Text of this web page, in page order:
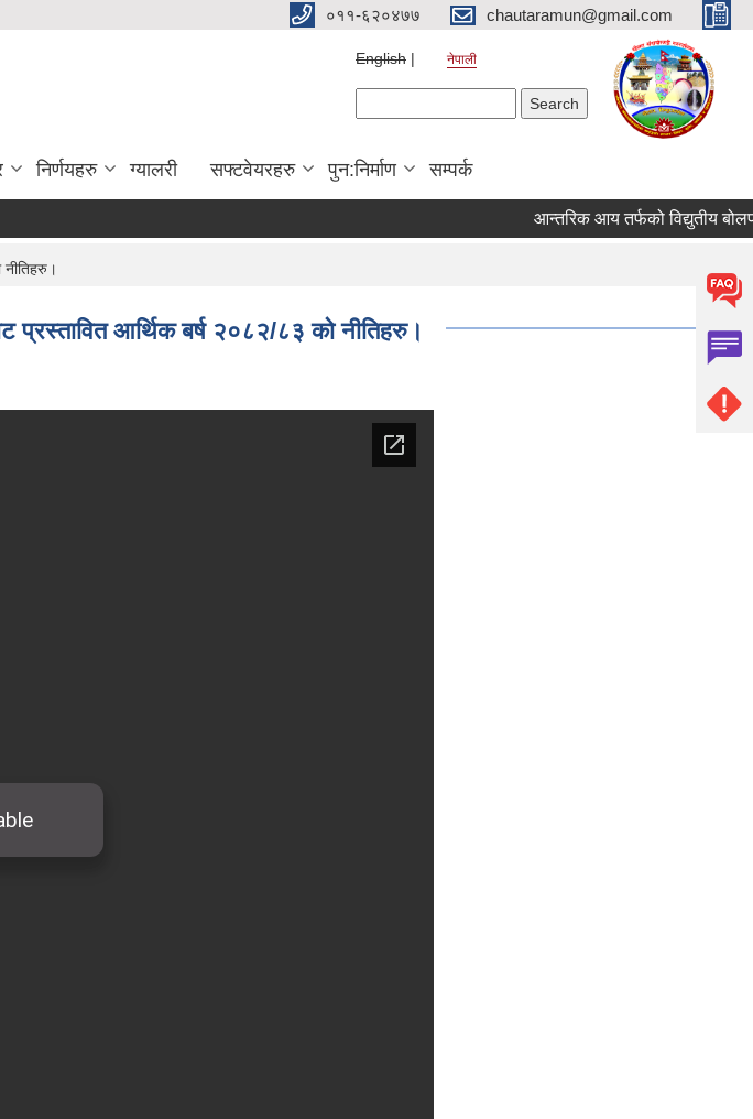
०११-६२०४७७ chautaramun@gmail.com
English नेपाली
निर्णयहरु ग्यालरी सफ्टवेयरहरु पुन:निर्माण सम्पर्क
आन्तरिक आय तर्फको विद्युतीय बोलपत्र
प्रस्तावित आर्थिक बर्ष २०८२/८३ को नीतिहरु।